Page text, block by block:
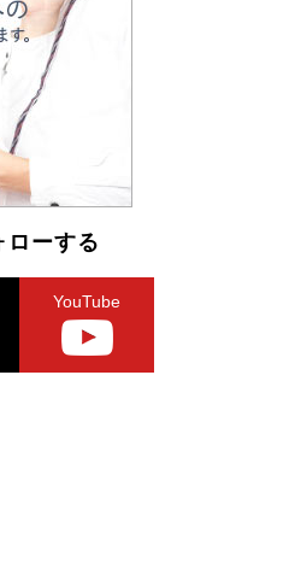
リーズ最新作どち
賞受賞作もランク
Book Bang
ローする
YouTube